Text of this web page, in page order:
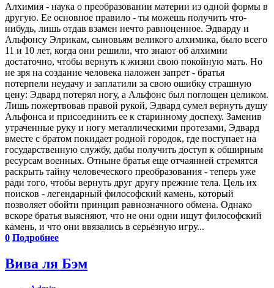
Алхимия - наука о преобразовании материи из одной формы в
другую. Ее основное правило - ты можешь получить что-
нибудь, лишь отдав взамен нечто равноценное. Эдварду и
Альфонсу Элрикам, сыновьям великого алхимика, было всего
11 и 10 лет, когда они решили, что знают об алхимии
достаточно, чтобы вернуть к жизни свою покойную мать. Но
не зря на создание человека наложен запрет - братья
потерпели неудачу и заплатили за свою ошибку страшную
цену: Эдвард потерял ногу, а Альфонс был поглощен целиком.
Лишь пожертвовав правой рукой, Эдвард сумел вернуть душу
Альфонса и присоединить ее к старинному доспеху. Заменив
утраченные руку и ногу металлическими протезами, Эдвард
вместе с братом покидает родной городок, где поступает на
государственную службу, дабы получить доступ к обширным
ресурсам военных. Отныне братья еще отчаянней стремятся
раскрыть тайну человеческого преобразования - теперь уже
ради того, чтобы вернуть друг другу прежние тела. Цель их
поисков - легендарный философский камень, который
позволяет обойти принцип равнозначного обмена. Однако
вскоре братья выясняют, что не они одни ищут философский
камень, и что они ввязались в серьёзную игру...
0 Подробнее
Вива ля Бэм